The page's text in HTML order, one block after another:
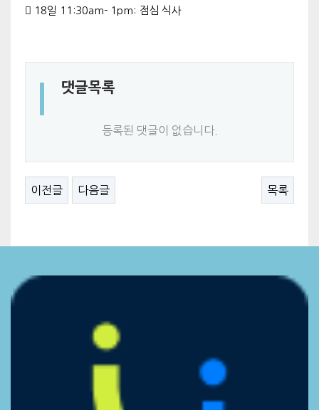
 18일 11:30am- 1pm: 점심 식사
댓글목록
등록된 댓글이 없습니다.
이전글 다음글 목록